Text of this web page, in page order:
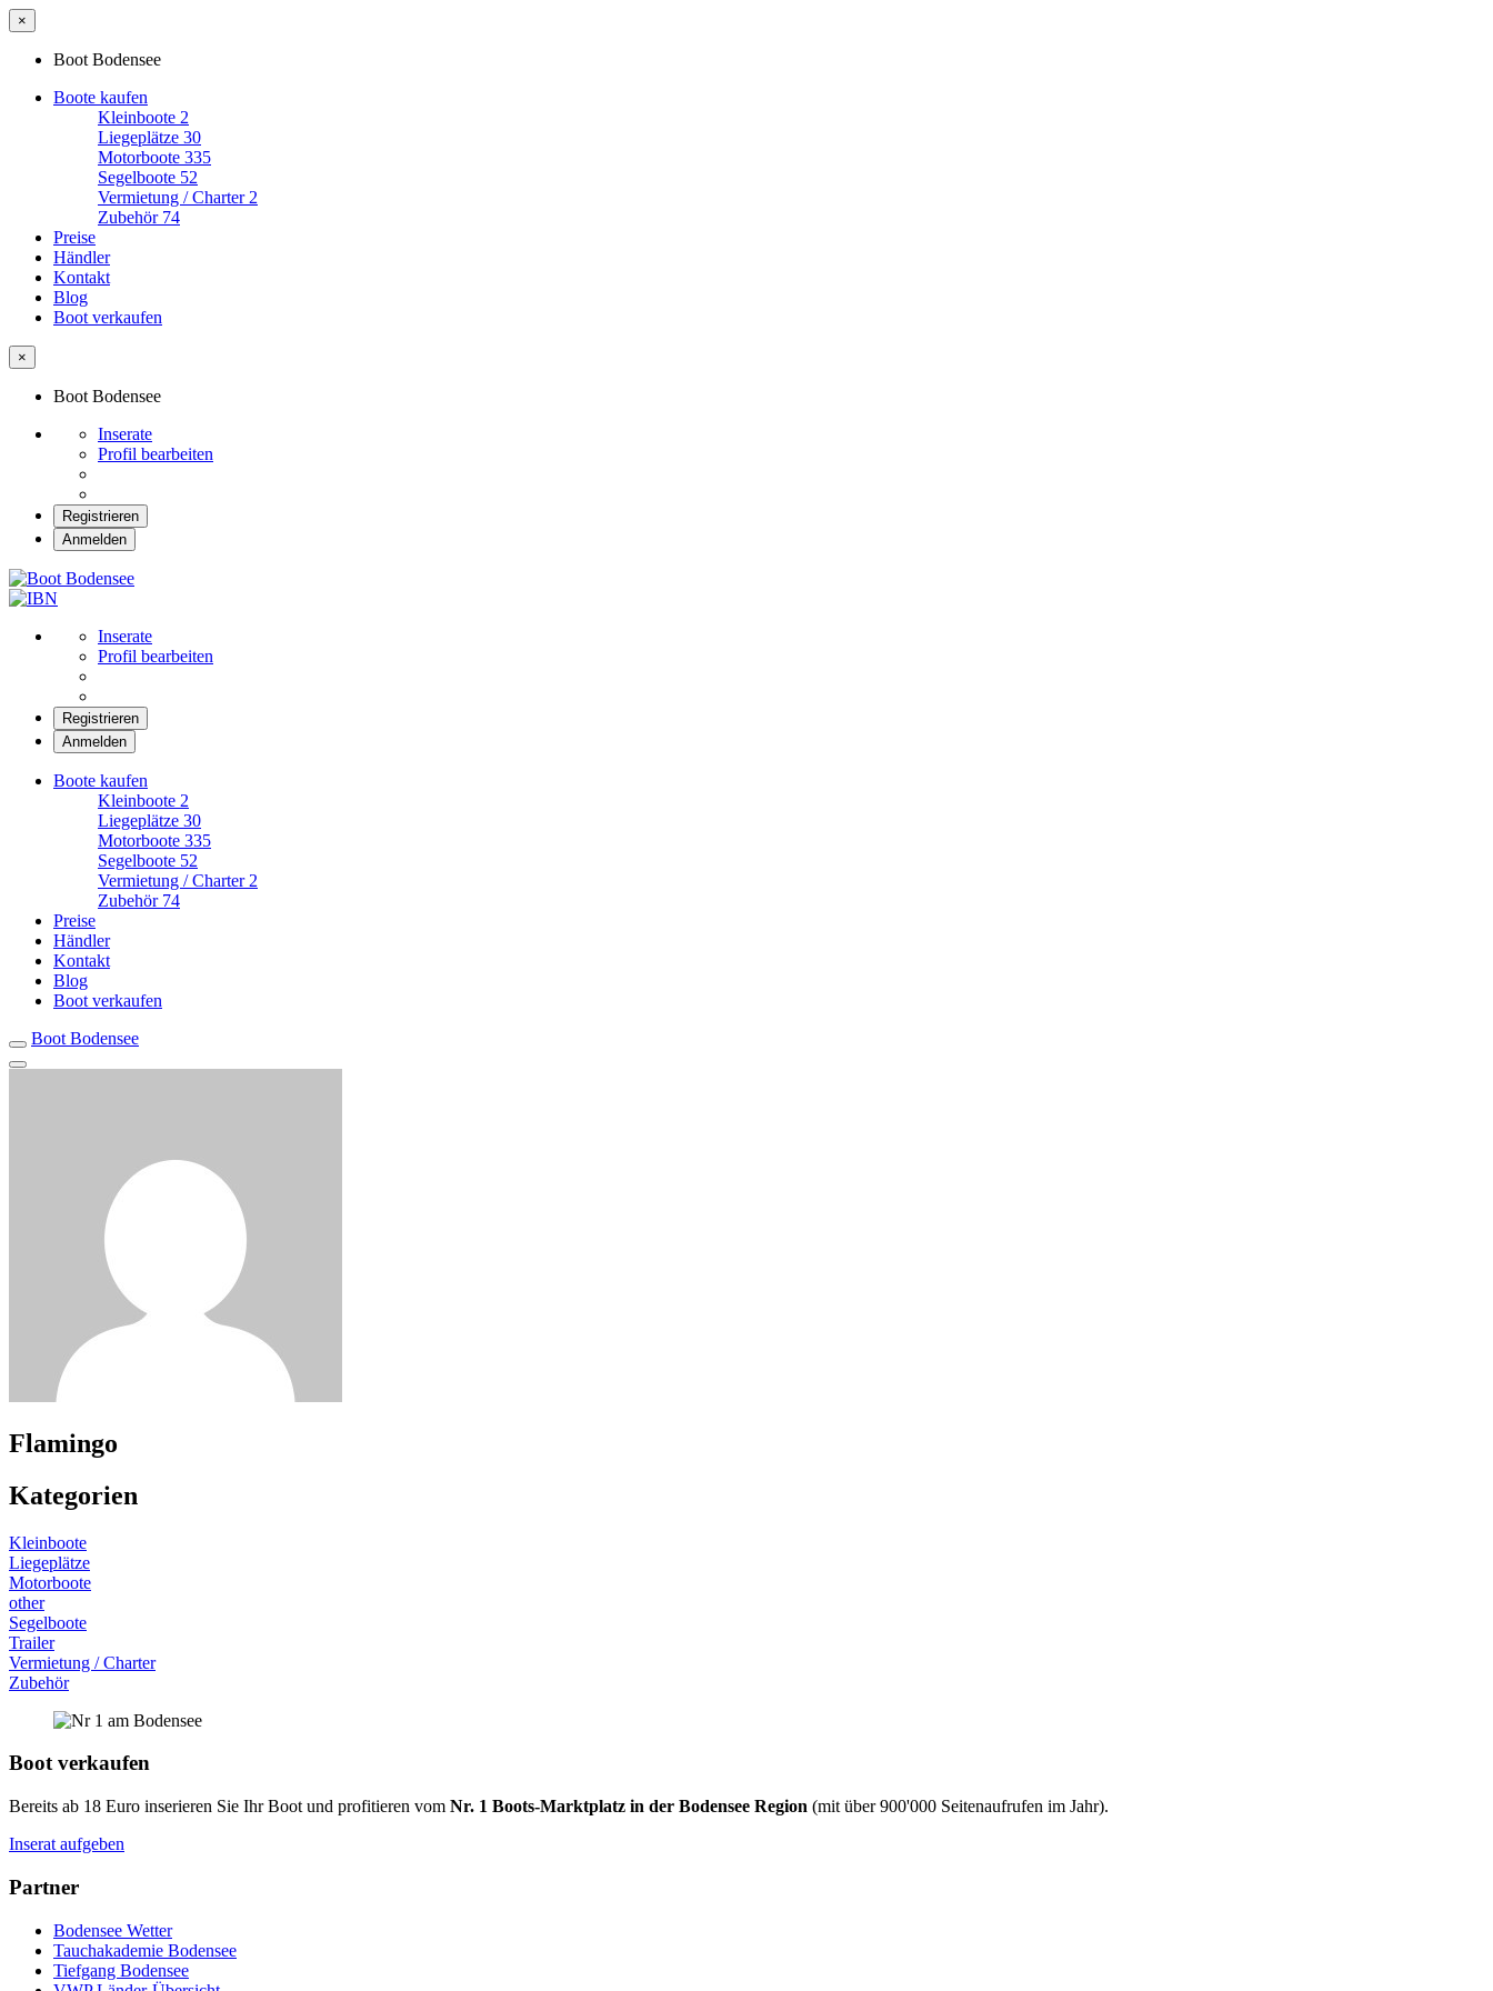
×
Boot Bodensee
Boote kaufen
Kleinboote 2
Liegeplätze 30
Motorboote 335
Segelboote 52
Vermietung / Charter 2
Zubehör 74
Preise
Händler
Kontakt
Blog
Boot verkaufen
×
Boot Bodensee
Inserate
Profil bearbeiten
Registrieren
Anmelden
Inserate
Profil bearbeiten
Registrieren
Anmelden
Boote kaufen
Kleinboote 2
Liegeplätze 30
Motorboote 335
Segelboote 52
Vermietung / Charter 2
Zubehör 74
Preise
Händler
Kontakt
Blog
Boot verkaufen
Boot Bodensee
Flamingo
Kategorien
Kleinboote
Liegeplätze
Motorboote
other
Segelboote
Trailer
Vermietung / Charter
Zubehör
Boot verkaufen
Bereits ab 18 Euro inserieren Sie Ihr Boot und profitieren vom Nr. 1 Boots-Marktplatz in der Bodensee Region (mit über 900'000 Seitenaufrufen im Jahr).
Inserat aufgeben
Partner
Bodensee Wetter
Tauchakademie Bodensee
Tiefgang Bodensee